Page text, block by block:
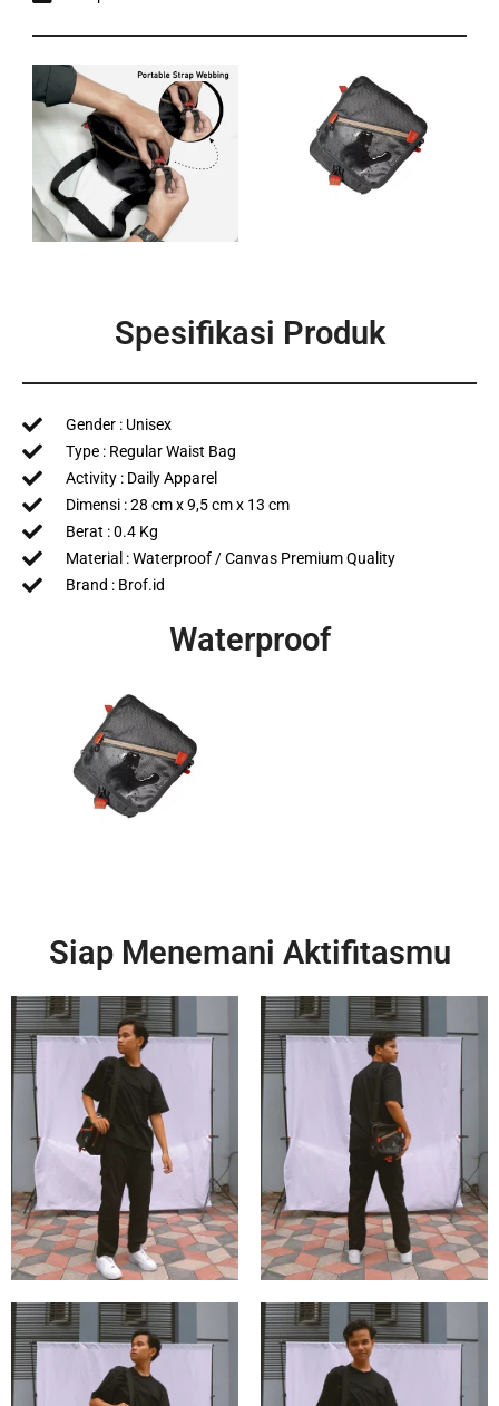
Spesifikasi Produk
Gender : Unisex
Type : Regular Waist Bag
Activity : Daily Apparel
Dimensi : 28 cm x 9,5 cm x 13 cm
Berat : 0.4 Kg
Material : Waterproof / Canvas Premium Quality
Brand : Brof.id
Waterproof
Siap Menemani Aktifitasmu